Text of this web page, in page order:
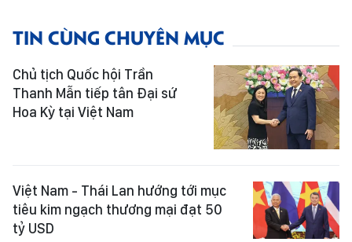
TIN CÙNG CHUYÊN MỤC
Chủ tịch Quốc hội Trần
Thanh Mẫn tiếp tân Đại sứ
Hoa Kỳ tại Việt Nam
Việt Nam - Thái Lan hướng tới mục
tiêu kim ngạch thương mại đạt 50
tỷ USD